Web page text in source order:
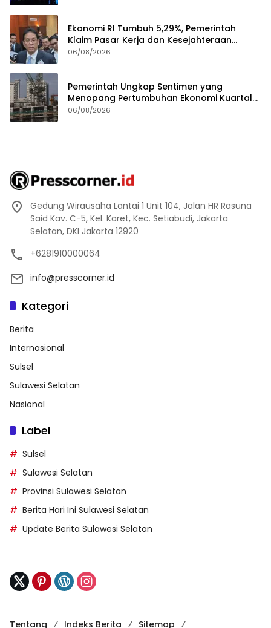
Ekonomi RI Tumbuh 5,29%, Pemerintah
Klaim Pasar Kerja dan Kesejahteraan
Membaik
06/08/2026
Pemerintah Ungkap Sentimen yang
Menopang Pertumbuhan Ekonomi Kuartal
II-2026
06/08/2026
Gedung Wirausaha Lantai 1 Unit 104, Jalan HR Rasuna
Said Kav. C-5, Kel. Karet, Kec. Setiabudi, Jakarta
Selatan, DKI Jakarta 12920
+6281910000064
info@presscorner.id
Kategori
Berita
Internasional
Sulsel
Sulawesi Selatan
Nasional
Label
Sulsel
Sulawesi Selatan
Provinsi Sulawesi Selatan
Berita Hari Ini Sulawesi Selatan
Update Berita Sulawesi Selatan
Tentang Indeks Berita Sitemap